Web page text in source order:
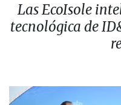
Las EcoIsole
tecnológica de